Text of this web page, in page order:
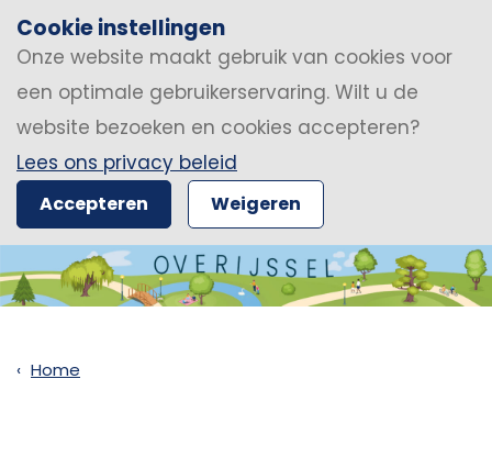
Cookie instellingen
Onze website maakt gebruik van cookies voor
een optimale gebruikerservaring. Wilt u de
website bezoeken en cookies accepteren?
Lees ons privacy beleid
Accepteren Weigeren
Home